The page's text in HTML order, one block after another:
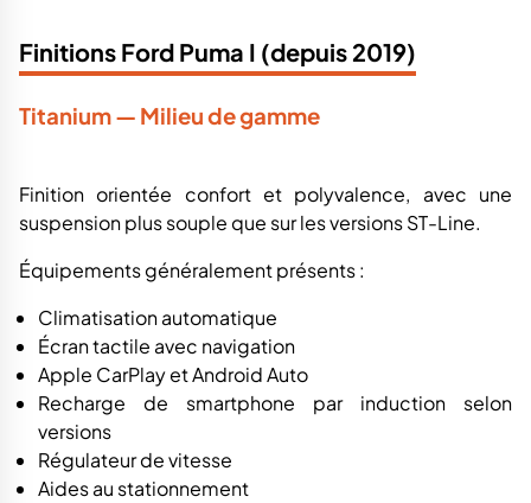
Finitions Ford Puma I (depuis 2019)
Titanium — Milieu de gamme
Finition orientée confort et polyvalence, avec une
suspension plus souple que sur les versions ST-Line.
Équipements généralement présents :
Climatisation automatique
Écran tactile avec navigation
Apple CarPlay et Android Auto
Recharge de smartphone par induction selon
versions
Régulateur de vitesse
Aides au stationnement